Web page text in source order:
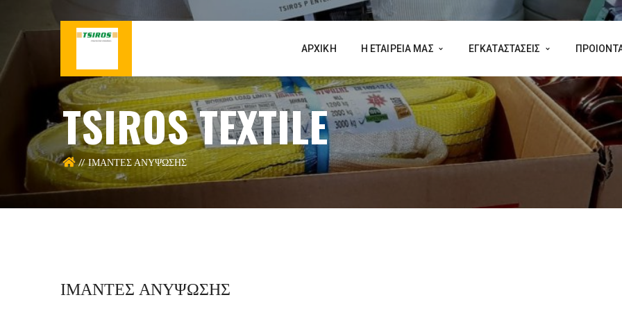
ΑΡΧΙΚΗ Η ΕΤΑΙΡΕΙΑ ΜΑΣ ΕΓΚΑΤΑΣΤΑΣΕΙΣ
TSIROS TEXTILE
ΙΜΑΝΤΕΣ ΑΝΥΨΩΣΗΣ
ΙΜΑΝΤΕΣ ΑΝΥΨΩΣΗΣ